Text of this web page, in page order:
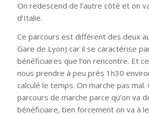
On redescend de l’autre côté et on
d’Italie.
Ce parcours est différent des deux
Gare de Lyon) car il se caractérise
bénéficiaires que l’on rencontre. Et
nous prendre à peu près 1h30
calculé le temps. On marche pas mal.
parcours de marche parce qu’on va
bénéficiaire, ben forcement on va à